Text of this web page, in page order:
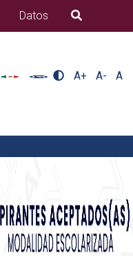
Datos B�squeda
A+ A- A